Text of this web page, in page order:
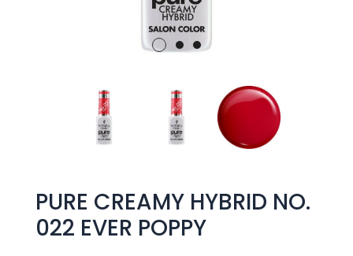
PURE CREAMY HYBRID NO.
022 EVER POPPY